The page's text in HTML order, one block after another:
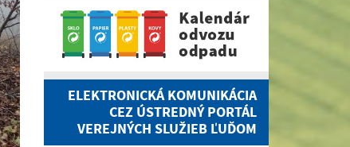
ELEKTRONICKÁ KOMUNIKÁCIA
CEZ ÚSTREDNÝ PORTÁL
VEREJNÝCH SLUŽIEB ĽUĎOM